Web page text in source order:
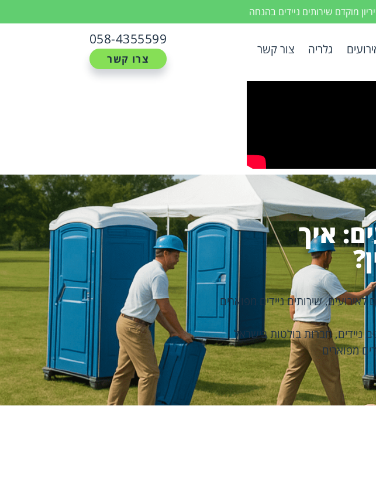
מוקדם שירותים ניידים בהנחה
גלריה צור קשר
058-4355599
צרו קשר
איך
לאירועים,שירותים ניידים מפוארים
ניידים,חברות בולטות בישראל
מפוארים